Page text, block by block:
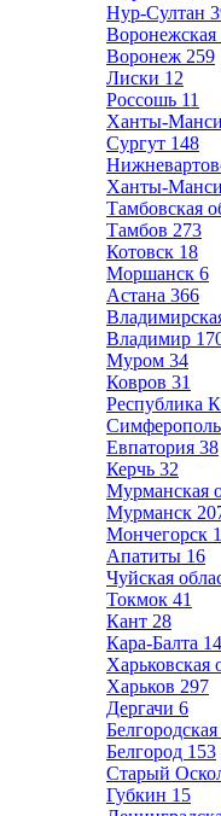
Нур-Султан
Воронежская
Воронеж 259
Лиски 12
Россошь 11
Ханты-
Сургут 148
Ханты-
Тамбовская
Тамбов 273
Котовск 18
Моршанск 6
Астана 366
Владимир
Муром 34
Ковров 31
Республика
Симферополь
Евпатория 38
Керчь 32
Мурманская
Мурманск
Мончегорск
Апатиты 16
Чуйская
Токмок 41
Кант 28
Кара-Балта 14
Харьковская
Харьков 297
Дергачи 6
Белгородская
Белгород 153
Старый
Губкин 15